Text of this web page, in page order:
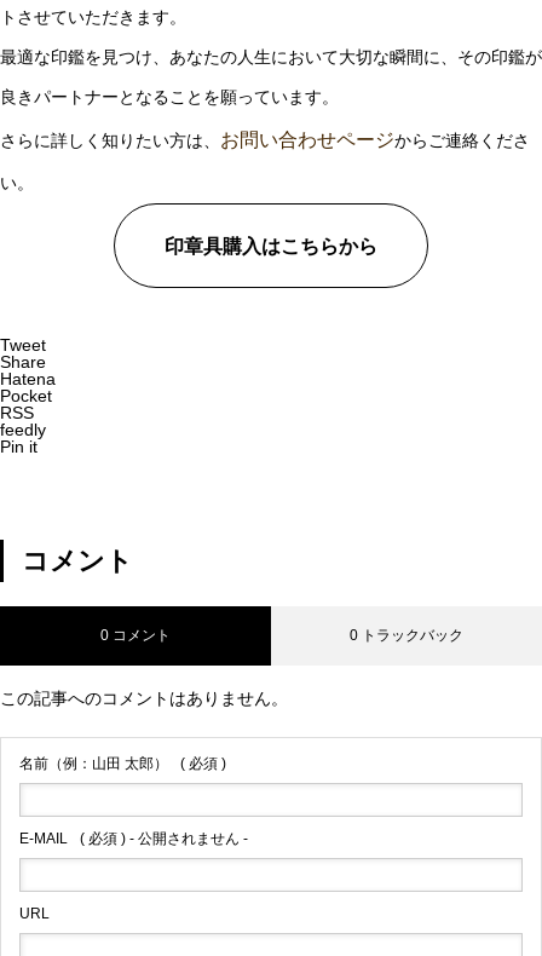
トさせていただきます。
最適な印鑑を見つけ、あなたの人生において大切な瞬間に、その印鑑が
良きパートナーとなることを願っています。
さらに詳しく知りたい方は、 お問い合わせページからご連絡くださ
い。
印章具購入はこちらから
Tweet
Share
Hatena
Pocket
RSS
feedly
Pin it
コメント
0 コメント 0 トラックバック
この記事へのコメントはありません。
名前（例：山田 太郎） ( 必須 )
E-MAIL ( 必須 ) - 公開されません -
URL